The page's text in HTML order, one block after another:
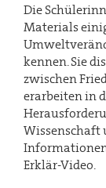
Die
Materials
kennen. Sie
zwischen
erarbeiten in
Wissenschaft
Erklär-Video.